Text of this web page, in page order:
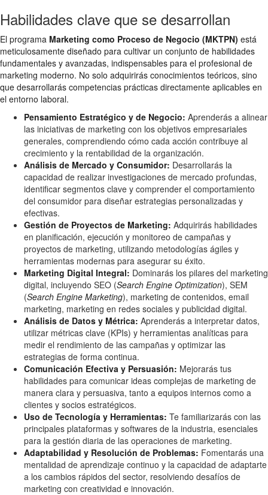
Habilidades clave que se desarrollan
El programa Marketing como Proceso de Negocio (MKTPN) está
meticulosamente diseñado para cultivar un conjunto de habilidades
fundamentales y avanzadas, indispensables para el profesional de
marketing moderno. No solo adquirirás conocimientos teóricos, sino
que desarrollarás competencias prácticas directamente aplicables en
el entorno laboral.
Pensamiento Estratégico y de Negocio: Aprenderás a alinear
las iniciativas de marketing con los objetivos empresariales
generales, comprendiendo cómo cada acción contribuye al
crecimiento y la rentabilidad de la organización.
Análisis de Mercado y Consumidor: Desarrollarás la
capacidad de realizar investigaciones de mercado profundas,
identificar segmentos clave y comprender el comportamiento
del consumidor para diseñar estrategias personalizadas y
efectivas.
Gestión de Proyectos de Marketing: Adquirirás habilidades
en planificación, ejecución y monitoreo de campañas y
proyectos de marketing, utilizando metodologías ágiles y
herramientas modernas para asegurar su éxito.
Marketing Digital Integral: Dominarás los pilares del marketing
digital, incluyendo SEO (Search Engine Optimization), SEM
(Search Engine Marketing), marketing de contenidos, email
marketing, marketing en redes sociales y publicidad digital.
Análisis de Datos y Métrica: Aprenderás a interpretar datos,
utilizar métricas clave (KPIs) y herramientas analíticas para
medir el rendimiento de las campañas y optimizar las
estrategias de forma continua.
Comunicación Efectiva y Persuasión: Mejorarás tus
habilidades para comunicar ideas complejas de marketing de
manera clara y persuasiva, tanto a equipos internos como a
clientes y socios estratégicos.
Uso de Tecnología y Herramientas: Te familiarizarás con las
principales plataformas y softwares de la industria, esenciales
para la gestión diaria de las operaciones de marketing.
Adaptabilidad y Resolución de Problemas: Fomentarás una
mentalidad de aprendizaje continuo y la capacidad de adaptarte
a los cambios rápidos del sector, resolviendo desafíos de
marketing con creatividad e innovación.